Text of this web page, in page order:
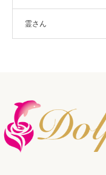
霊さん